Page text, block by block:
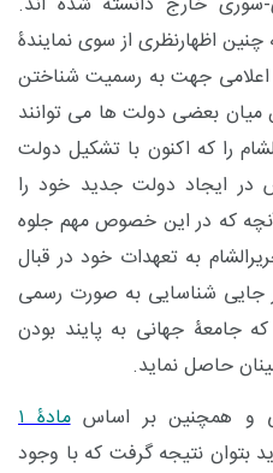
اظهارنظری از سوی نمایندۀ
جهت به رسمیت شناختن
میان بعضی دولت ها می توانند
را که اکنون با تشکیل دولت
در ایجاد دولت جدید خود را
آنچه که در این خصوص مهم جلوه
به تعهدات خود در قبال
جایی شناسایی به صورت رسمی
جامعۀ جهانی به پایند بودن
حاصل نماید.
و همچنین بر اساس
مادۀ ۱
شاید بتوان نتیجه گرفت که با وجود